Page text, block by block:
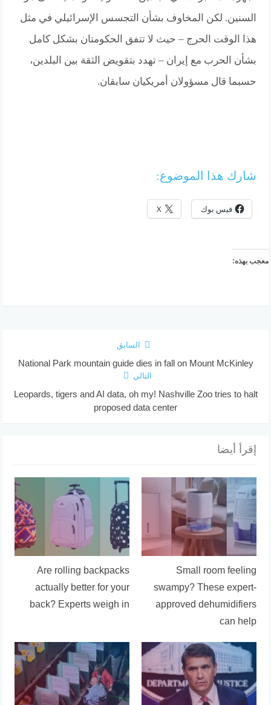
السنين. لكن المخاوف بشأن التجسس الإسرائيلي في مثل
هذا الوقت الحرج – حيث لا تتفق الحكومتان بشكل كامل
بشأن الحرب مع إيران – تهدد بتقويض الثقة بين البلدين،
حسبما قال مسؤولان أمريكيان سابقان.
شارك هذا الموضوع:
فيس بوك X
معجب بهذه:
السابق
National Park mountain guide dies in fall on Mount McKinley
التالي
Leopards, tigers and AI data, oh my! Nashville Zoo tries to halt
proposed data center
إقرأ أيضا
Small room feeling
swampy? These expert-
approved dehumidifiers
can help
Are rolling backpacks
actually better for your
back? Experts weigh in